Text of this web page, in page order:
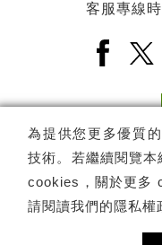
為提供您更多優質
技術。若繼續閱覽
cookies，關於更多
請閱讀我們的隱私權
客服專線
X(
電子報訂閱
Copyright © 國家表演藝